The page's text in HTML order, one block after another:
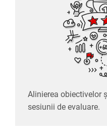
Alinierea obiectivelor
sesiunii de evaluare.